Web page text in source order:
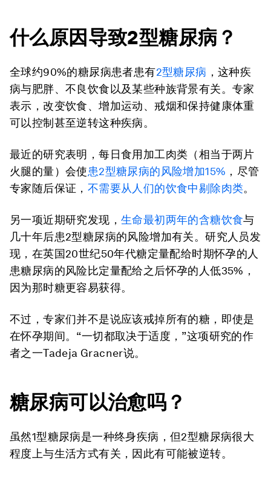
什么原因导致2型糖尿病？
全球约90%的糖尿病患者患有2型糖尿病 ，这种疾
病与肥胖、不良饮食以及某些种族背景有关。专家
表示，改变饮食、增加运动、戒烟和保持健康体重
可以控制甚至逆转这种疾病。
最近的研究表明，每日食用加工肉类（相当于两片
火腿的量）会使患2型糖尿病的风险增加15% ，尽管
专家随后保证， 不需要从人们的饮食中剔除肉类。
另一项近期研究发现， 生命最初两年的含糖饮食与
几十年后患2型糖尿病的风险增加有关。研究人员发
现，在英国20世纪50年代糖定量配给时期怀孕的人
患糖尿病的风险比定量配给之后怀孕的人低35%，
因为那时糖更容易获得。
不过，专家们并不是说应该戒掉所有的糖，即使是
在怀孕期间。“一切都取决于适度，”这项研究的作
者之一Tadeja Gracner说。
糖尿病可以治愈吗？
虽然1型糖尿病是一种终身疾病，但2型糖尿病很大
程度上与生活方式有关，因此有可能被逆转。